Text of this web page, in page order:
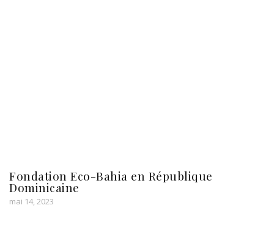
Fondation Eco-Bahia en République
Dominicaine
mai 14, 2023